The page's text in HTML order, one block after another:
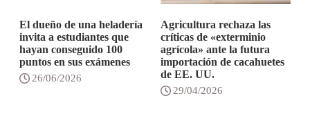
El dueño de una heladería
invita a estudiantes que
hayan conseguido 100
puntos en sus exámenes
26/06/2026
Agricultura rechaza las
críticas de «exterminio
agrícola» ante la futura
importación de cacahuetes
de EE. UU.
29/04/2026